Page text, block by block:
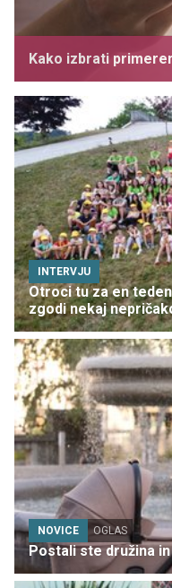
Kako izbrati
INTERVJU
Otroci tu za en
zgodi nekaj
NOVICE OGLAS
Postali ste družina